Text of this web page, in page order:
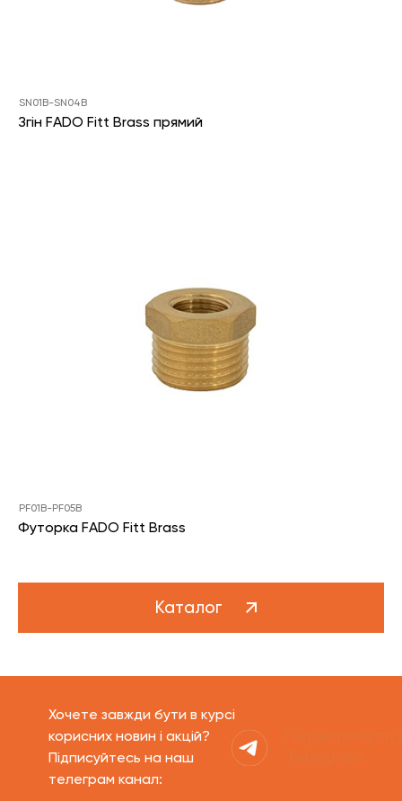
SN01B-SN04B
Згін FADO Fitt Brass прямий
PF01B-PF05B
Футорка FADO Fitt Brass
Каталог
Хочете завжди бути в курсі
корисних новин і акцій?
Підписуйтесь на наш
телеграм канал: